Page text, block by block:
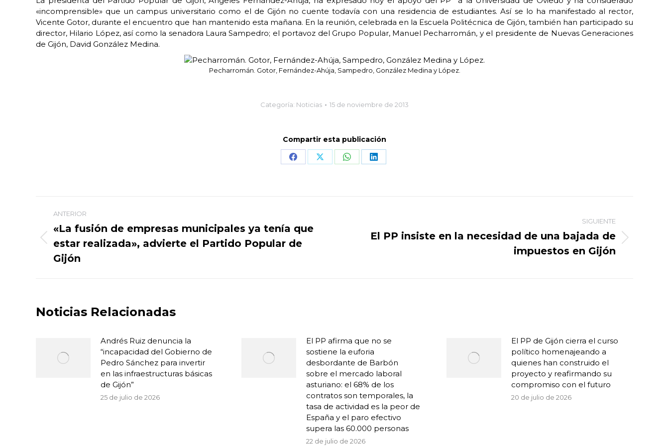
«incomprensible» que un campus universitario como el de Gijón no cuente todavía con una residencia de estudiantes. Así se lo ha manifestado al rector,
Vicente Gotor, durante el encuentro que han mantenido esta mañana. En la reunión, celebrada en la Escuela Politécnica de Gijón, también han participado su
director, Hilario López, así como la senadora Laura Sampedro; el portavoz del Grupo Popular, Manuel Pecharromán, y el presidente de Nuevas Generaciones
de Gijón, David González Medina.
Pecharromán. Gotor, Fernández-Ahúja, Sampedro, González Medina y López.
Categoría: Noticias 15 de noviembre de 2013
Compartir esta publicación
Share Share Share Share
Navegación
entre
publicaciones
ANTERIOR
Publicación
anterior:
«La fusión de empresas municipales ya tenía que
estar realizada», advierte el Partido Popular de
Gijón
SIGUIENTE
Publicación
El PP insiste en la necesidad de una bajada de
impuestos en Gijón
Noticias Relacionadas
Andrés Ruiz denuncia la
“incapacidad del Gobierno de
Pedro Sánchez para invertir
en las infraestructuras básicas
de Gijón”
25 de julio de 2026
El PP afirma que no se
sostiene la euforia
desbordante de Barbón
sobre el mercado laboral
asturiano: el 68% de los
contratos son temporales, la
tasa de actividad es la peor de
España y el paro efectivo
supera las 60.000 personas
22 de julio de 2026
El PP de Gijón cierra el curso
político homenajeando a
quienes han construido el
proyecto y reafirmando su
compromiso con el futuro
20 de julio de 2026